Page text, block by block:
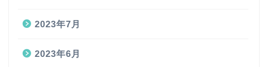
2023年7月
2023年6月